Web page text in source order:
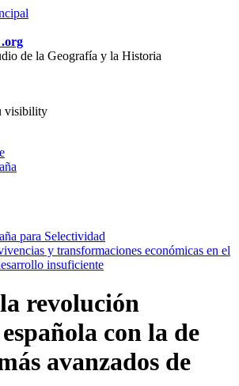
de la Geografía y la Historia
visibility
para Selectividad
y transformaciones económicas en el
insuficiente
revolución
con la de
avanzados de